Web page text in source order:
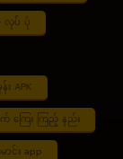
လုပ် ပုံ
း APK
ကြေး ကြည့် နည်း
ာင်း app